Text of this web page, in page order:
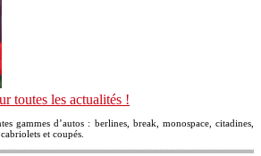
toutes les actualités !
gammes d’autos : berlines, break, monospace, citadines,
et coupés.